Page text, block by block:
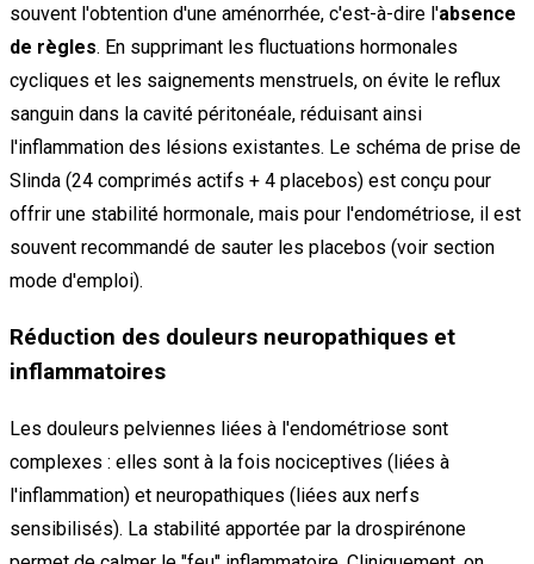
souvent l'obtention d'une aménorrhée, c'est-à-dire l'absence
de règles. En supprimant les fluctuations hormonales
cycliques et les saignements menstruels, on évite le reflux
sanguin dans la cavité péritonéale, réduisant ainsi
l'inflammation des lésions existantes. Le schéma de prise de
Slinda (24 comprimés actifs + 4 placebos) est conçu pour
offrir une stabilité hormonale, mais pour l'endométriose, il est
souvent recommandé de sauter les placebos (voir section
mode d'emploi).
Réduction des douleurs neuropathiques et
inflammatoires
Les douleurs pelviennes liées à l'endométriose sont
complexes : elles sont à la fois nociceptives (liées à
l'inflammation) et neuropathiques (liées aux nerfs
sensibilisés). La stabilité apportée par la drospirénone